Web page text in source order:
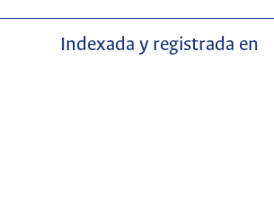
Indexada y registrada en